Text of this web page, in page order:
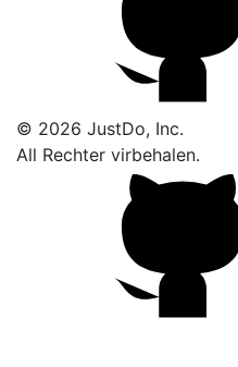
© 2026 JustDo, Inc.
All Rechter virbehalen.